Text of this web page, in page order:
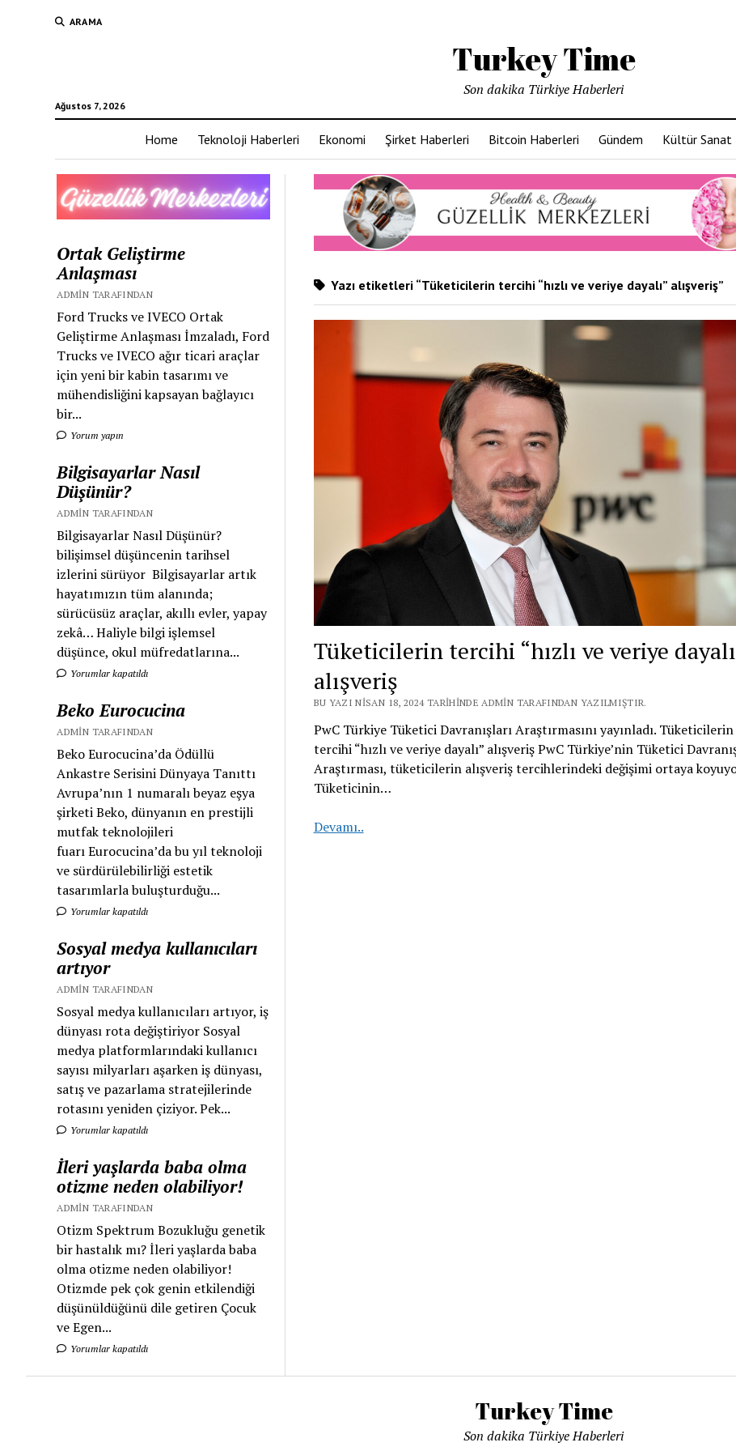
ARAMA
Turkey Time
Ağustos 7, 2026
Son dakika Türkiye Haberleri
Home Teknoloji Haberleri Ekonomi Şirket Haberleri Bitcoin Haberleri Gündem Kültür Sanat
Ortak Geliştirme
Anlaşması
ADMIN TARAFINDAN
Ford Trucks ve IVECO Ortak
Geliştirme Anlaşması İmzaladı, Ford
Trucks ve IVECO ağır ticari araçlar
için yeni bir kabin tasarımı ve
mühendisliğini kapsayan bağlayıcı
bir...
Yorum yapın
Bilgisayarlar Nasıl
Düşünür?
ADMIN TARAFINDAN
Bilgisayarlar Nasıl Düşünür?
bilişimsel düşüncenin tarihsel
izlerini sürüyor Bilgisayarlar artık
hayatımızın tüm alanında;
sürücüsüz araçlar, akıllı evler, yapay
zekâ… Haliyle bilgi işlemsel
düşünce, okul müfredatlarına...
Yorumlar kapatıldı
Beko Eurocucina
ADMIN TARAFINDAN
Beko Eurocucina’da Ödüllü
Ankastre Serisini Dünyaya Tanıttı
Avrupa’nın 1 numaralı beyaz eşya
şirketi Beko, dünyanın en prestijli
mutfak teknolojileri
fuarı Eurocucina’da bu yıl teknoloji
ve sürdürülebilirliği estetik
tasarımlarla buluşturduğu...
Yorumlar kapatıldı
Sosyal medya kullanıcıları
artıyor
ADMIN TARAFINDAN
Sosyal medya kullanıcıları artıyor, iş
dünyası rota değiştiriyor Sosyal
medya platformlarındaki kullanıcı
sayısı milyarları aşarken iş dünyası,
satış ve pazarlama stratejilerinde
rotasını yeniden çiziyor. Pek...
Yorumlar kapatıldı
İleri yaşlarda baba olma
otizme neden olabiliyor!
ADMIN TARAFINDAN
Otizm Spektrum Bozukluğu genetik
bir hastalık mı? İleri yaşlarda baba
olma otizme neden olabiliyor!
Otizmde pek çok genin etkilendiği
düşünüldüğünü dile getiren Çocuk
ve Egen...
Yorumlar kapatıldı
Yazı etiketleri “Tüketicilerin tercihi “hızlı ve veriye dayalı” alışveriş”
Tüketicilerin tercihi “hızlı ve veriye
alışveriş
BU YAZI NISAN 18, 2024 TARIHINDE ADMIN TARAFINDAN YAZILMIŞTIR.
PwC Türkiye Tüketici Davranışları Araştırmasını yayınladı. Tüketicilerin
tercihi “hızlı ve veriye dayalı” alışveriş PwC Türkiye’nin Tüketici
Araştırması, tüketicilerin alışveriş tercihlerindeki değişimi ortaya
Tüketicinin…
Devamı..Tüketicilerin
Turkey Time
Son dakika Türkiye Haberleri